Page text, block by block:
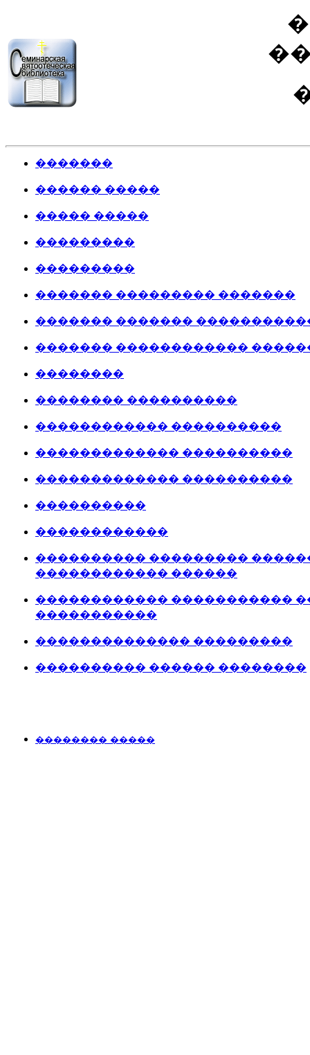
�������
������ �����
����� �����
���������
���������
������� ��������� �������
������� �������
������� ������������
��������
�������� ����������
������������ ����������
������������� ����������
������������� ����������
����������
������������
���������� ���������
������������ ������
������������ �����������
�����������
�������������� ���������
���������� ������ ��������
�������� �����